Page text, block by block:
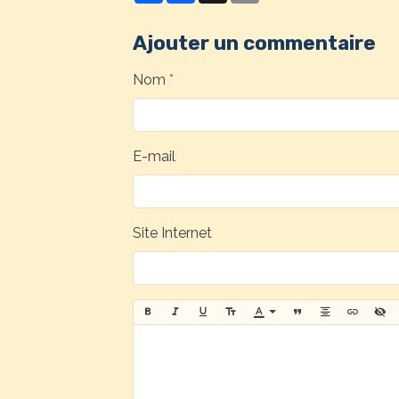
Ajouter un commentaire
Nom
E-mail
Site Internet